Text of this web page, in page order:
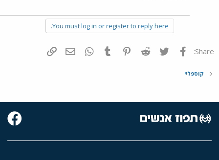
You must log in or register to reply here.
Share: פייסבוק Twitter
Reddit
Pinterest
Tumblr
WhatsAppדואר אלקטרוני
קוספליי